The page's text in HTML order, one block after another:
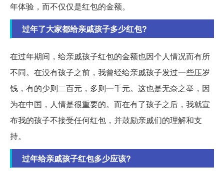
年体验，而不仅仅是红包的金额。
过年了大家都给亲戚孩子多少红包?
在过年期间，给亲戚孩子红包的金额也因个人情况而有所
不同。在没有孩子之前，我曾经给亲戚孩子发过一些压岁
钱，有的少则二百元，多则一千元。这也是无奈之举，因
为在中国，人情是很重要的。而在有了孩子之后，我就宣
布我的孩子不接受任何红包，并鼓励亲戚们的理解和支
持。
过年给亲戚孩子红包多少应该?